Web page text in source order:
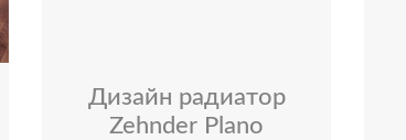
Дизайн радиатор
Zehnder Plano